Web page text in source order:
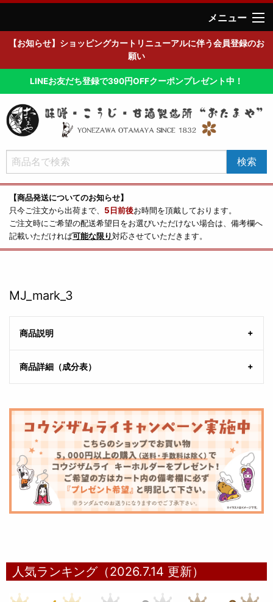
メニュー
【お知らせ】ショッピングカートリニューアルに伴う会員登録のお
願い
LINEお友だち登録で390円OFFクーポンプレゼント中！
【商品発送についてのお知らせ】
只今ご注文から出荷まで、 5日前後お時間を頂戴しております。
ご注文時にご希望の配送希望日をお選びいただけない場合は、備考欄へ
記載いただければ可能な限り対応させていただきます。
MJ_mark_3
商品説明
商品詳細（成分表）
人気ランキング（2026.7.14 更新）